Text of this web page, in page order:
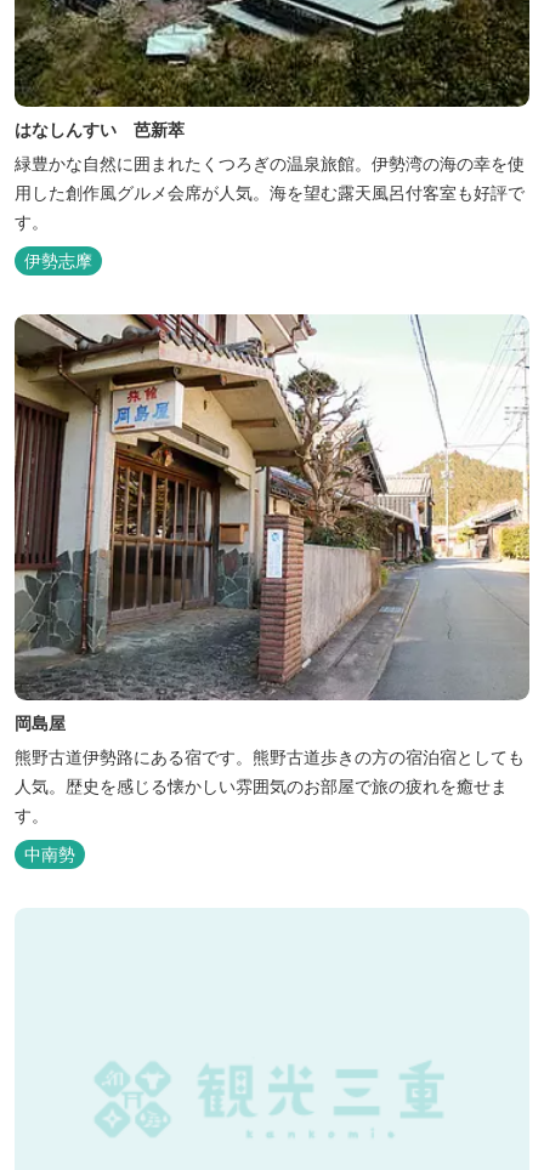
はなしんすい 芭新萃
緑豊かな自然に囲まれたくつろぎの温泉旅館。伊勢湾の海の幸を使
用した創作風グルメ会席が人気。海を望む露天風呂付客室も好評で
す。
伊勢志摩
岡島屋
熊野古道伊勢路にある宿です。熊野古道歩きの方の宿泊宿としても
人気。歴史を感じる懐かしい雰囲気のお部屋で旅の疲れを癒せま
す。
中南勢